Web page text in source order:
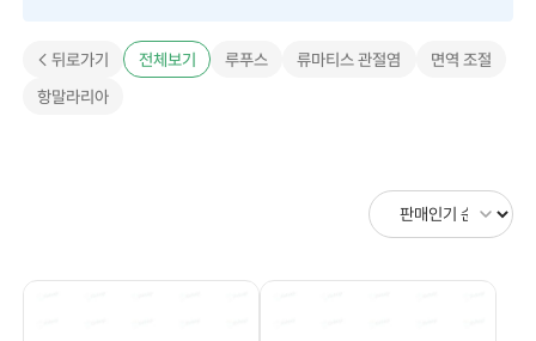
< 뒤로가기 전체보기 루푸스 류마티스 관절염
면역 조절
항말라리아